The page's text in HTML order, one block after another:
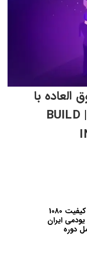
با
NODEJS و جاوااسکریپت | BUILD
دوره